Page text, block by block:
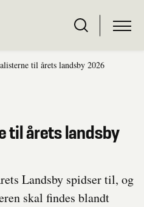
til årets landsby 2026
til årets landsby
Landsby spidser til, og
skal findes blandt